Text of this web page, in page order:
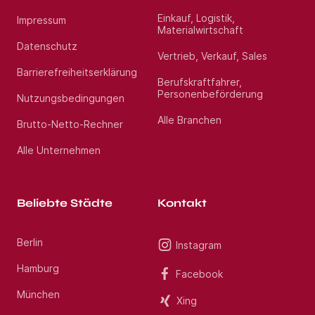
Unser Anforderungsprofil:
abgeschlossene kaufmännische Ausbildung-
vorzugsweise als Immobilien Kauffmann/-frau oder
eine vergleichbare Qualifikation
Sicherer Umgang mit Mietern und Dienstleistern und
Selbstständige und eigenverantwortliche
Gute EDV-Kenntnisse in MS Office, zusätzliche
selbständige Arbeitsweise
Wir bieten:
Einen unbefristeten Arbeitsvertrag
30 Tage Urlaub
Impressum
Datenschutz
Barrierefreiheitserklärung
Nutzungsbedingungen
Brutto-Netto-Rechner
Alle Unternehmen
Einkauf, Logistik,
Materialwirtschaft
Vertrieb, Verkauf, Sales
Berufskraftfahrer,
Personenbeförderung
Alle Branchen
Beliebte Städte
Berlin
Hamburg
München
Kontakt
Instagram
Facebook
Xing